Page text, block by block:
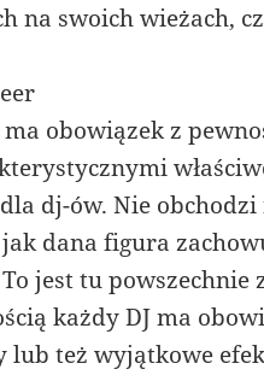
na swoich wieżach,
obowiązek z
dj-ów. Nie obchodzi
dana figura
jest tu powszechnie
każdy DJ ma
też wyjątkowe